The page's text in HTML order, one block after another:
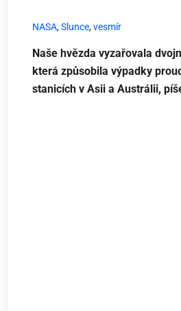
NASA,Slunce,vesmír
Naše hvězda vyzařovala
která způsobila výpadky
stanicích v Asii a Austrálii,